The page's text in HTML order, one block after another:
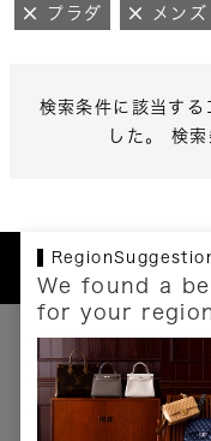
プラダ メンズ
検索条件に該当する
した。 検索
We found a
for your
お支払いについて
配送について
送料について